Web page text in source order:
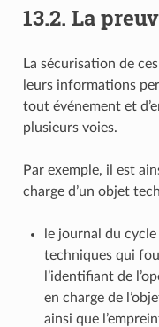
13.2. La
La sécurisation de
leurs informations
tout événement et
plusieurs voies.
Par exemple, il est
charge d’un objet
le journal du
techniques qui
l’identifiant de
en charge de
ainsi que